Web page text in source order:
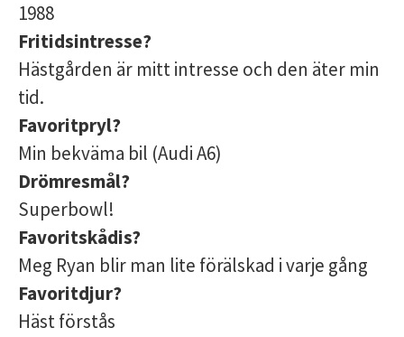
1988
Fritidsintresse?
Hästgården är mitt intresse och den äter min
tid.
Favoritpryl?
Min bekväma bil (Audi A6)
Drömresmål?
Superbowl!
Favoritskådis?
Meg Ryan blir man lite förälskad i varje gång
Favoritdjur?
Häst förstås